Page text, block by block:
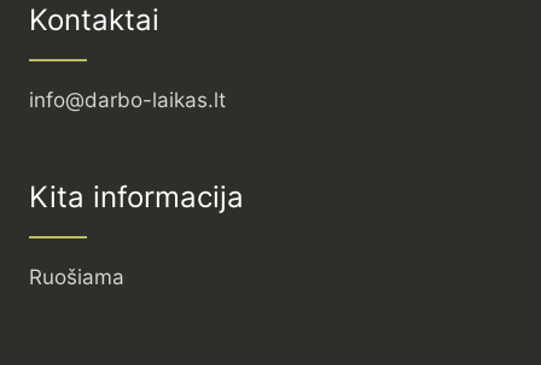
Kontaktai
info@darbo-laikas.lt
Kita informacija
Ruošiama